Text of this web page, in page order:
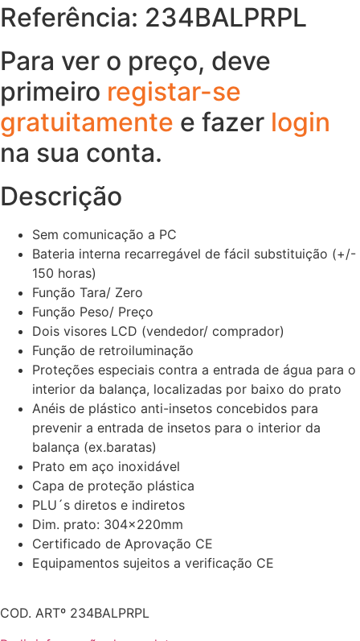
Referência: 234BALPRPL
Para ver o preço, deve
primeiro registar-se
gratuitamente e fazer login
na sua conta.
Descrição
Sem comunicação a PC
Bateria interna recarregável de fácil substituição (+/-
150 horas)
Função Tara/ Zero
Função Peso/ Preço
Dois visores LCD (vendedor/ comprador)
Função de retroiluminação
Proteções especiais contra a entrada de água para o
interior da balança, localizadas por baixo do prato
Anéis de plástico anti-insetos concebidos para
prevenir a entrada de insetos para o interior da
balança (ex.baratas)
Prato em aço inoxidável
Capa de proteção plástica
PLU´s diretos e indiretos
Dim. prato: 304x220mm
Certificado de Aprovação CE
Equipamentos sujeitos a verificação CE
COD. ARTº 234BALPRPL